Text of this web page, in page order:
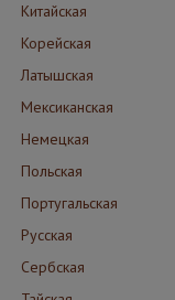
Китайская
Корейская
Латышская
Мексиканская
Немецкая
Польская
Португальская
Русская
Сербская